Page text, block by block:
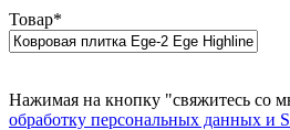
Товар*
Нажимая на кнопку "свяжитесь со
обработку персональных данных и